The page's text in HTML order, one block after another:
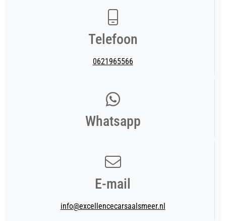
Telefoon
0621965566
Whatsapp
E-mail
info@excellencecarsaalsmeer.nl